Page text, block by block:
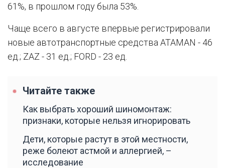
61%, в прошлом году была 53%.
Чаще всего в августе впервые регистрировали
новые автотранспортные средства ATAMAN - 46
ед.; ZAZ - 31 ед.; FORD - 23 ед.
Читайте также
Как выбрать хороший шиномонтаж:
признаки, которые нельзя игнорировать
Дети, которые растут в этой местности,
реже болеют астмой и аллергией, –
исследование